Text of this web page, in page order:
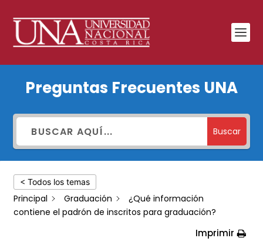
información
contiene
padrón
de
inscritos
para
Preguntas Frecuentes UNA
Buscar
< Todos los temas
Principal Graduación
¿Qué información
contiene el padrón de inscritos para graduación?
Imprimir